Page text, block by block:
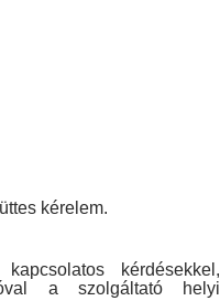
kérelem.
kérdésekkel,
a szolgáltató helyi